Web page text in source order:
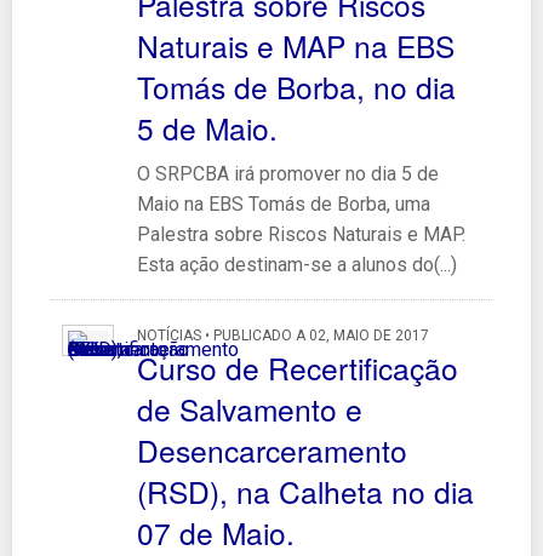
Naturais e MAP na EBS
Tomás de Borba, no dia
5 de Maio.
O SRPCBA irá promover no dia 5 de
Maio na EBS Tomás de Borba, uma
Palestra sobre Riscos Naturais e MAP.
Esta ação destinam-se a alunos do(...)
NOTÍCIAS • PUBLICADO A 02, MAIO DE 2017
Curso de Recertificação
de Salvamento e
Desencarceramento
(RSD), na Calheta no dia
07 de Maio.